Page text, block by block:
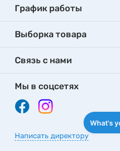
График работы
Выборка товара
Связь с нами
Мы в соцсетях
Написать директору